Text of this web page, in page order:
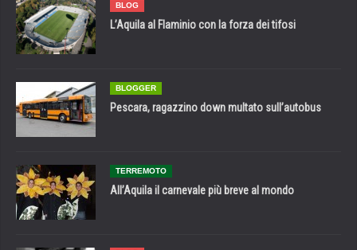
BLOG
L’Aquila al Flaminio con la forza dei tifosi
BLOGGER
Pescara, ragazzino down multato sull’autobus
TERREMOTO
All’Aquila il carnevale più breve al mondo